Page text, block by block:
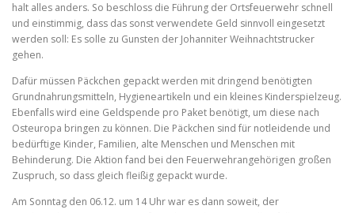
halt alles anders. So beschloss die Führung der Ortsfeuerwehr schnell
und einstimmig, dass das sonst verwendete Geld sinnvoll eingesetzt
werden soll: Es solle zu Gunsten der Johanniter Weihnachtstrucker
gehen.
Dafür müssen Päckchen gepackt werden mit dringend benötigten
Grundnahrungsmitteln, Hygieneartikeln und ein kleines Kinderspielzeug.
Ebenfalls wird eine Geldspende pro Paket benötigt, um diese nach
Osteuropa bringen zu können. Die Päckchen sind für notleidende und
bedürftige Kinder, Familien, alte Menschen und Menschen mit
Behinderung. Die Aktion fand bei den Feuerwehrangehörigen großen
Zuspruch, so dass gleich fleißig gepackt wurde.
Am Sonntag den 06.12. um 14 Uhr war es dann soweit, der